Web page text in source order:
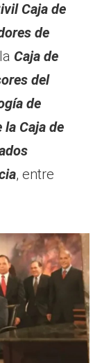
Caja de
de
Caja de
del
de
Caja de
, entre